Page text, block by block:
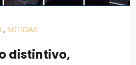
, NOTICIAS
distintivo,